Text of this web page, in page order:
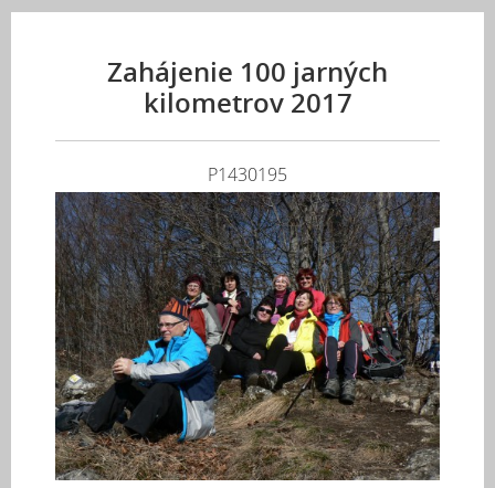
Zahájenie 100 jarných
kilometrov 2017
P1430195